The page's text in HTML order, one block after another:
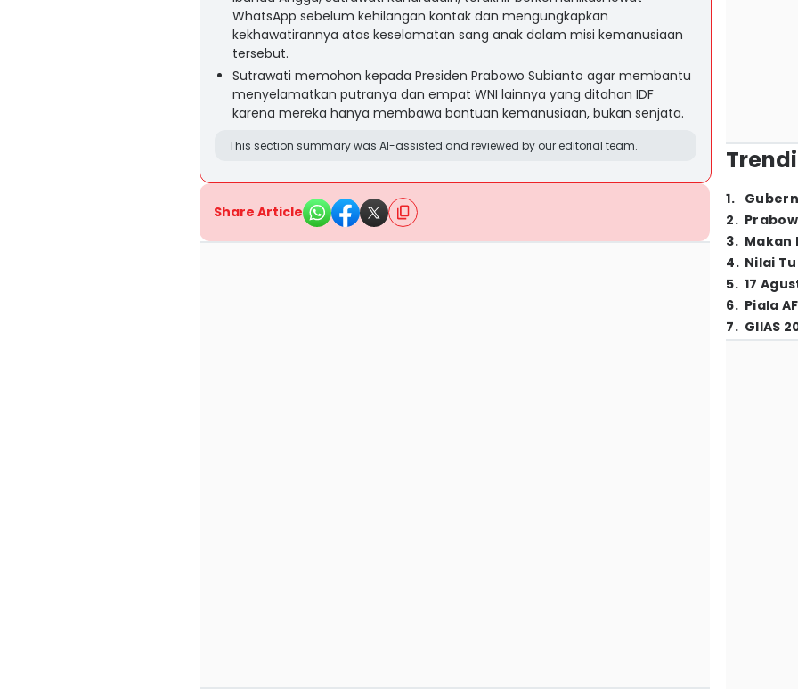
WhatsApp sebelum kehilangan kontak dan mengungkapkan
kekhawatirannya atas keselamatan sang anak dalam misi kemanusiaan
tersebut.
Sutrawati memohon kepada Presiden Prabowo Subianto agar membantu
menyelamatkan putranya dan empat WNI lainnya yang ditahan IDF
karena mereka hanya membawa bantuan kemanusiaan, bukan senjata.
This section summary was AI-assisted and reviewed by our editorial team.
Share Article
1.
2.
3. Makan
4. Nilai
5. 17
6. Piala
7. GIIAS